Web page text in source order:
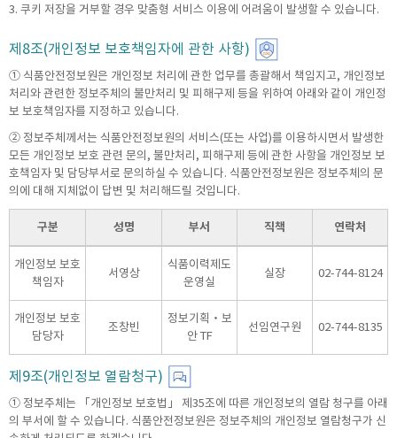
3. 쿠키 저장을 거부할 경우 맞춤형 서비스 이용에 어려움이 발생할 수 있습니다.
제8조(개인정보 보호책임자에 관한 사항)
① 식품안전정보원은 개인정보 처리에 관한 업무를 총괄해서 책임지고, 개인정보
처리와 관련한 정보주체의 불만처리 및 피해구제 등을 위하여 아래와 같이 개인정
보 보호책임자를 지정하고 있습니다.
② 정보주체께서는 식품안전정보원의 서비스(또는 사업)를 이용하시면서 발생한
모든 개인정보 보호 관련 문의, 불만처리, 피해구제 등에 관한 사항을 개인정보 보
호책임자 및 담당부서로 문의하실 수 있습니다. 식품안전정보원은 정보주체의 문
의에 대해 지체없이 답변 및 처리해드릴 것입니다.
구분 성명 부서 직책 연락처
개인정보 보호
책임자
서영상
식품이력제도
운영실
실장 02-744-8124
개인정보 보호
담당자
조창빈
정보기획‧보
안 TF
선임연구원 02-744-8135
제9조(개인정보 열람청구)
① 정보주체는 「개인정보 보호법」 제35조에 따른 개인정보의 열람 청구를 아래
의 부서에 할 수 있습니다. 식품안전정보원은 정보주체의 개인정보 열람청구가 신